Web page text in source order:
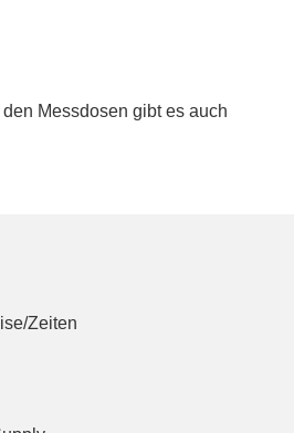
Messdosen gibt es auch
Zeiten